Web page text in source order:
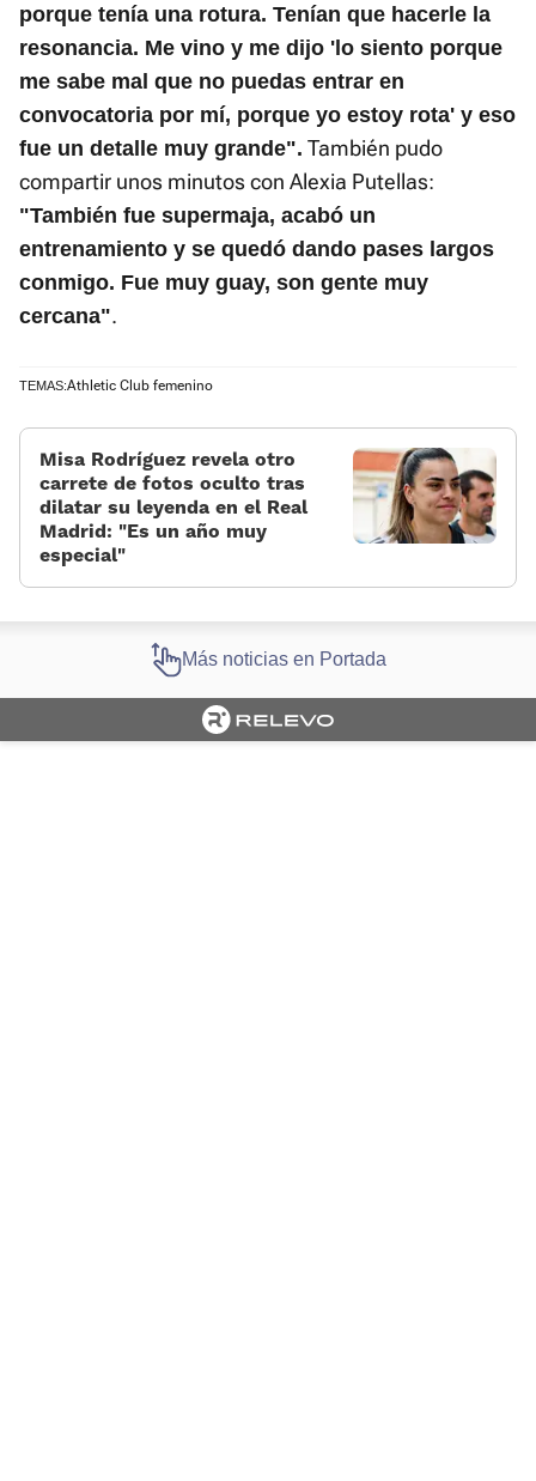
porque tenía una rotura. Tenían que hacerle la
resonancia. Me vino y me dijo 'lo siento porque
me sabe mal que no puedas entrar en
convocatoria por mí, porque yo estoy rota' y eso
fue un detalle muy grande". También pudo
compartir unos minutos con Alexia Putellas:
"También fue supermaja, acabó un
entrenamiento y se quedó dando pases largos
conmigo. Fue muy guay, son gente muy
cercana".
TEMAS:Athletic Club femenino
Misa Rodríguez revela otro
carrete de fotos oculto tras
dilatar su leyenda en el Real
Madrid: “Es un año muy
especial“
Más noticias en Portada